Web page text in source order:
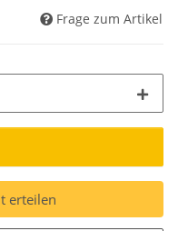
Frage zum Artikel
erteilen